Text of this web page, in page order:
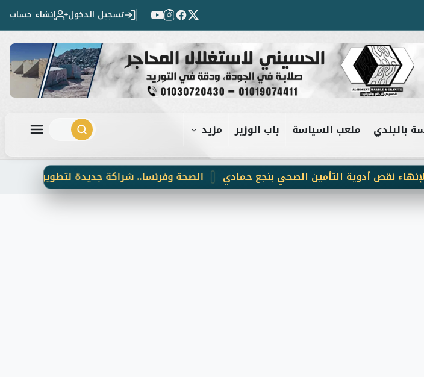
تسجيل الدخول إنشاء حساب
بالبلدي ملعب السياسة باب الوزير مزيد
ابحث
الصحة وفرنسا.. شراكة جديدة لتطوير الرعاية نقص أدوية التأمين الصحي بنجع حمادي